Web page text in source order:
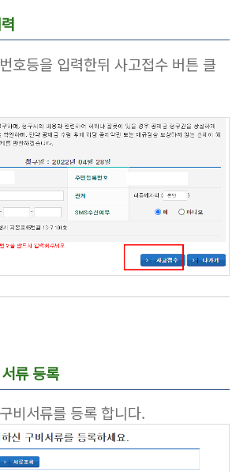
호등을 입력한뒤 사고접수 버튼 클
류 등록
비서류를 등록 합니다.